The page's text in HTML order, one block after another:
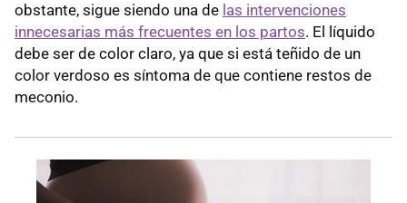
obstante, sigue siendo una de las intervenciones
innecesarias más frecuentes en los partos. El líquido
debe ser de color claro, ya que si está teñido de un
color verdoso es síntoma de que contiene restos de
meconio.